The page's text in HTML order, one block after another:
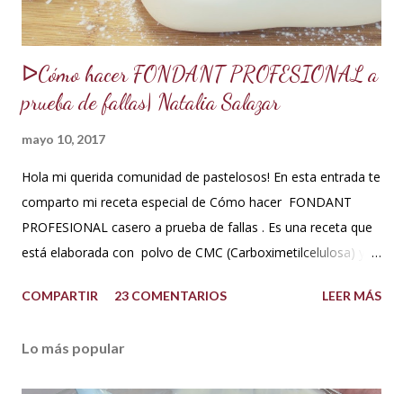
ᐅCómo hacer FONDANT PROFESIONAL a
prueba de fallas| Natalia Salazar
mayo 10, 2017
Hola mi querida comunidad de pastelosos! En esta entrada te
comparto mi receta especial de Cómo hacer FONDANT
PROFESIONAL casero a prueba de fallas . Es una receta que
está elaborada con polvo de CMC (Carboximetilcelulosa) y
que le aportan a la masa elasticidad, firmeza y le ayudan a
*1 kilo o 2.2 libras de Azúcar impalpable micro pulverizada o
COMPARTIR 23 COMENTARIOS LEER MÁS
Lo más popular